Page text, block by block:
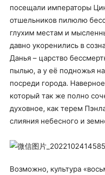
посещали императоры
отшельников пилюлю
глухим местам и
давно укоренились в
Данья – царство
пылью, а у её подножья
посреди города.
который так же полно
духовное, как терем
слияния небесного и
Возможно, культура